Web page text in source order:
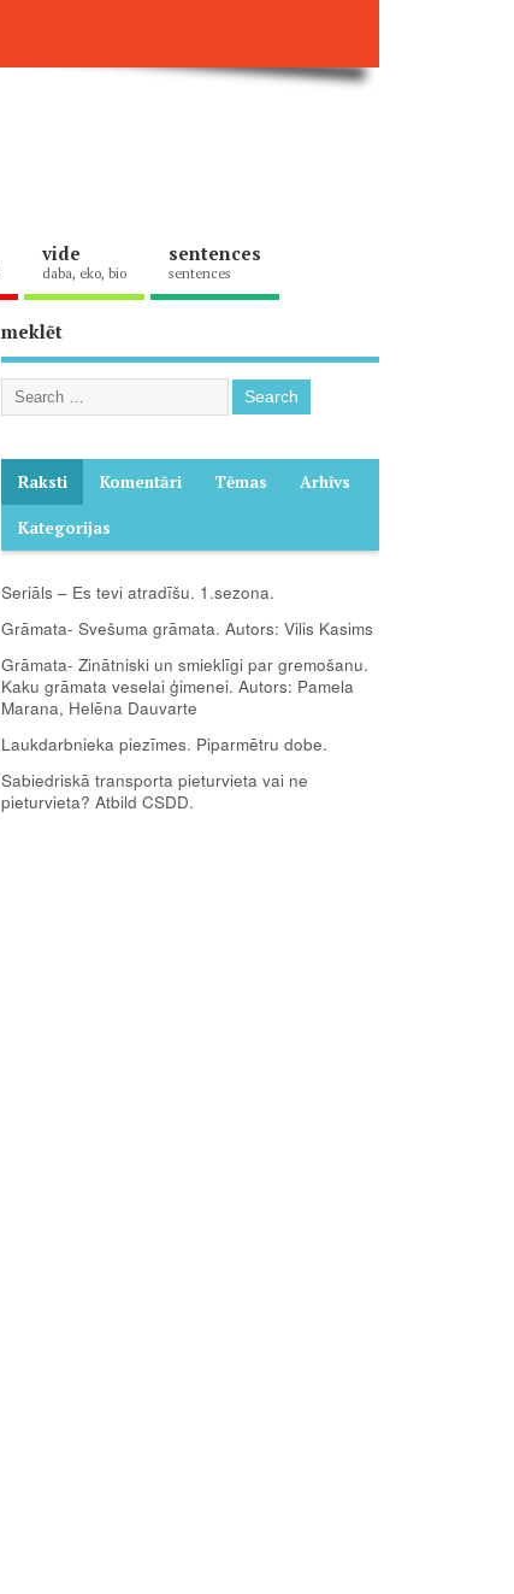
vide
daba, eko, bio
sentences
sentences
meklēt
Raksti Komentāri Tēmas Arhīvs
Kategorijas
Seriāls – Es tevi atradīšu. 1.sezona.
Grāmata- Svešuma grāmata. Autors: Vilis Kasims
Grāmata- Zinātniski un smieklīgi par gremošanu.
Kaku grāmata veselai ģimenei. Autors: Pamela
Marana, Helēna Dauvarte
Laukdarbnieka piezīmes. Piparmētru dobe.
Sabiedriskā transporta pieturvieta vai ne
pieturvieta? Atbild CSDD.